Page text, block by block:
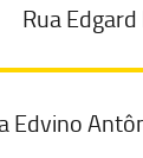
Rua Edgard
Edvino